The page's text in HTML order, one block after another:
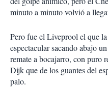
minuto a minuto volvió a
Pero fue el Liveprool el que
espectacular sacando abajo
remate a bocajarro, con puro
Dijk que de los guantes del
palo.